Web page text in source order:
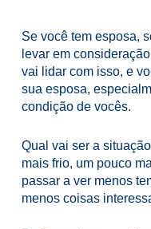
Se você tem esposa,
levar em
vai lidar com isso, e
sua esposa,
condição de vocês.
Qual vai ser a
mais frio, um pouco
passar a ver menos
menos coisas